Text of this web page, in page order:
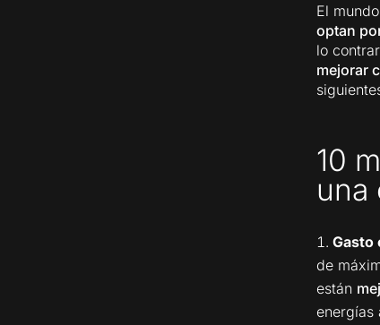
El
optan
lo
mejorar
10
una
Gasto
de
están
energías